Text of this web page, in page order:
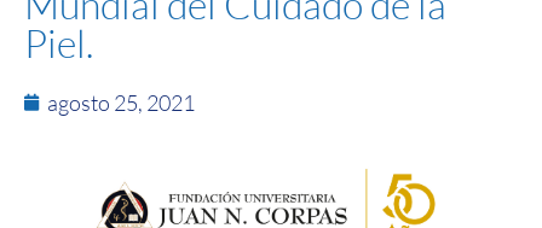
Piel.
agosto 25, 2021